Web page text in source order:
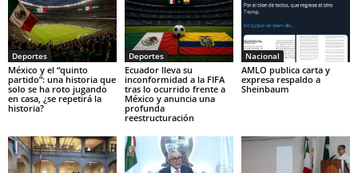
Deportes
México y el “quinto
partido”: una historia que
solo se ha roto jugando
en casa, ¿se repetirá la
historia?
Deportes
Ecuador lleva su
inconformidad a la FIFA
tras lo ocurrido frente a
México y anuncia una
profunda
reestructuración
Nacional
AMLO publica carta y
expresa respaldo a
Sheinbaum